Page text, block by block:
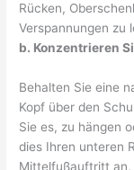
Rücken,
Verspannungen zu
b. Konzentrieren
Behalten Sie eine
Kopf über den
Sie es, zu hängen
dies Ihren unteren
Mittelfußauftritt an,